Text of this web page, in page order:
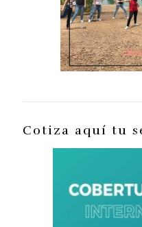
Cotiza aquí tu